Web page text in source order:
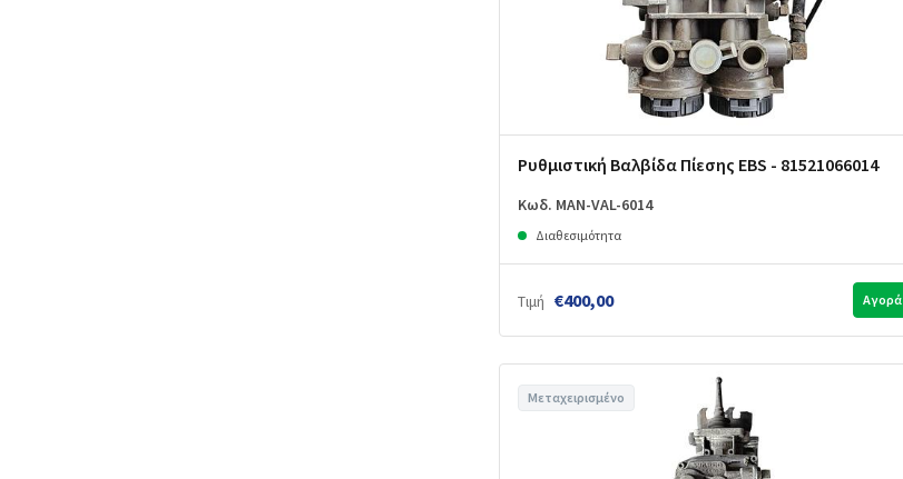
Ρυθμιστική Βαλβίδα Πίεσης EBS - 81521066014
Κωδ. MAN-VAL-6014
Διαθεσιμότητα
Τιμή €400,00 Αγορά
Μεταχειρισμένο